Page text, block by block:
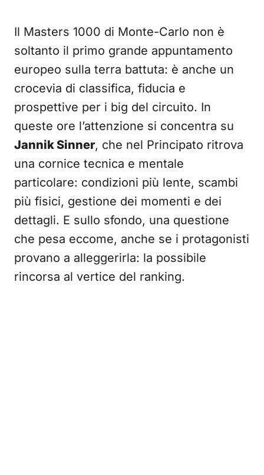
Il Masters 1000 di Monte-Carlo non è
soltanto il primo grande appuntamento
europeo sulla terra battuta: è anche un
crocevia di classifica, fiducia e
prospettive per i big del circuito. In
queste ore l’attenzione si concentra su
Jannik Sinner, che nel Principato ritrova
una cornice tecnica e mentale
particolare: condizioni più lente, scambi
più fisici, gestione dei momenti e dei
dettagli. E sullo sfondo, una questione
che pesa eccome, anche se i protagonisti
provano a alleggerirla: la possibile
rincorsa al vertice del ranking.